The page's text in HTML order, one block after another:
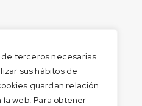
de terceros necesarias
sus hábitos de
guardan relación
web. Para obtener